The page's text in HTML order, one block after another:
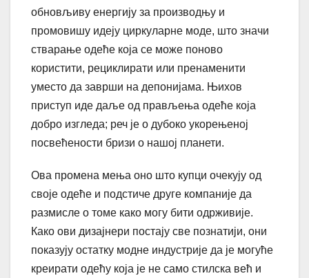
обновљиву енергију за производњу и
промовишу идеју циркуларне моде, што значи
стварање одеће која се може поново
користити, рециклирати или пренаменити
уместо да заврши на депонијама. Њихов
приступ иде даље од прављења одеће која
добро изгледа; реч је о дубоко укорењеној
посвећености бризи о нашој планети.
Ова промена мења оно што купци очекују од
своје одеће и подстиче друге компаније да
размисле о томе како могу бити одрживије.
Како ови дизајнери постају све познатији, они
показују остатку модне индустрије да је могуће
креирати одећу која је не само стилска већ и